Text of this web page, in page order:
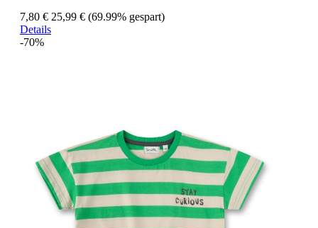
7,80 € 25,99 € (69.99% gespart)
Details
-70%